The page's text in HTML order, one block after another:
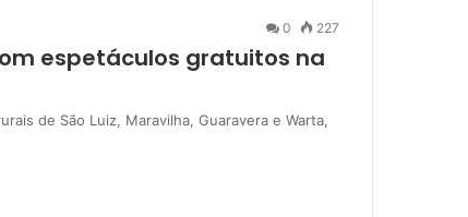
0 227
espetáculos gratuitos na
de São Luiz, Maravilha, Guaravera e Warta,